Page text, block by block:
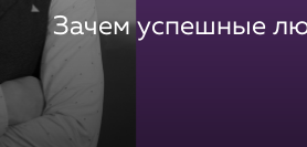
Зачем успешные